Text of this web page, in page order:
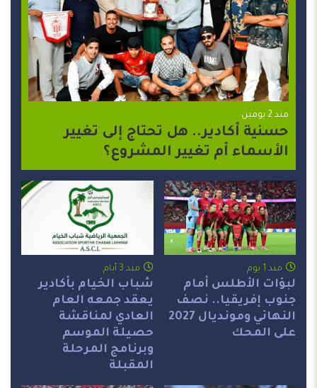
مند 2 يومين
حسنية أكادير.. هل تحتاج إلى تغيير
الأسماء أم تغيير المشروع؟
مند 1 يوم
لبؤات الأطلس أمام
جنوب إفريقيا.. نصف
النهائي ومونديال 2027
على المحك
مند 3 أيام
شباب الخيام بأكادير
يعقد جمعه العام
العادي لمناقشة
حصيلة الموسم
وبرنامج المرحلة
المقبلة